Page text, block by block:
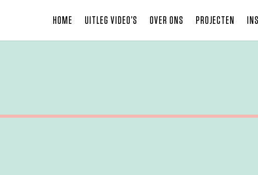
HOME UITLEG VIDEO’S OVER ONS PROJECTEN